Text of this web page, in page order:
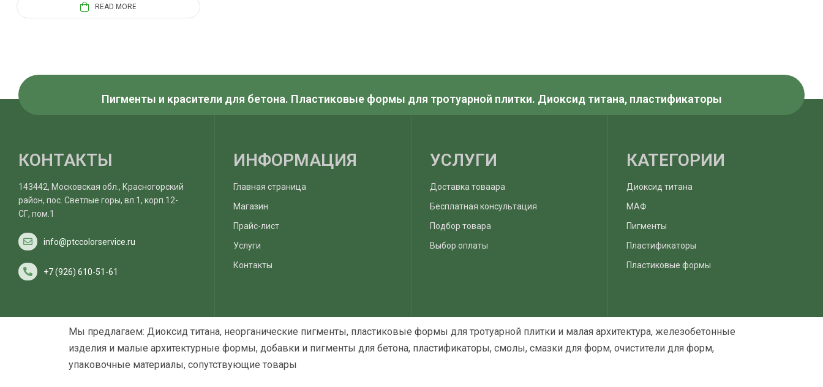
READ MORE
Пигменты и красители для бетона. Пластиковые формы для тротуарной плитки. Диоксид титана, пластификаторы
КОНТАКТЫ
143442, Московская обл., Красногорский
район, пос. Светлые горы, вл.1, корп.12-
СГ, пом.1
info@ptccolorservice.ru
+7 (926) 610-51-61
ИНФОРМАЦИЯ
Главная страница
Магазин
Прайс-лист
Услуги
Контакты
УСЛУГИ
Доставка товаара
Бесплатная консультация
Подбор товара
Выбор оплаты
КАТЕГОРИИ
Диоксид титана
МАФ
Пигменты
Пластификаторы
Пластиковые формы
Мы предлагаем: Диоксид титана, неорганические пигменты, пластиковые формы для тротуарной плитки и малая архитектура, железобетонные
изделия и малые архитектурные формы, добавки и пигменты для бетона, пластификаторы, смолы, смазки для форм, очистители для форм,
упаковочные материалы, сопутствующие товары